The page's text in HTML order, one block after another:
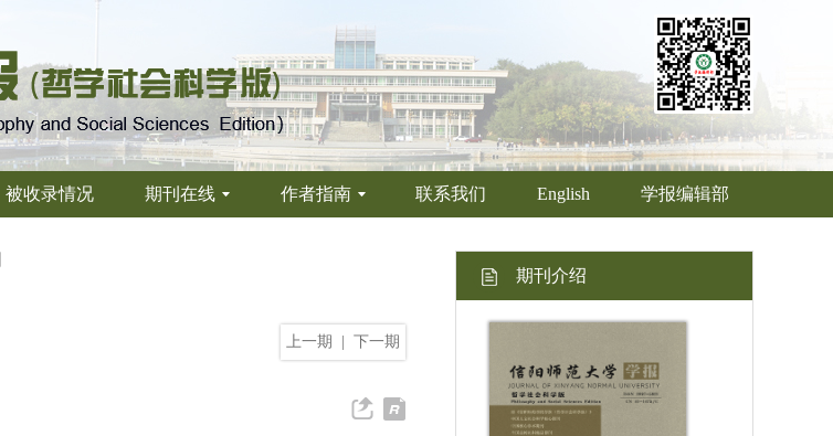
被收录情况 期刊在线 作者指南 联系我们 English 学报编辑部
上一期 下一期
期刊介绍